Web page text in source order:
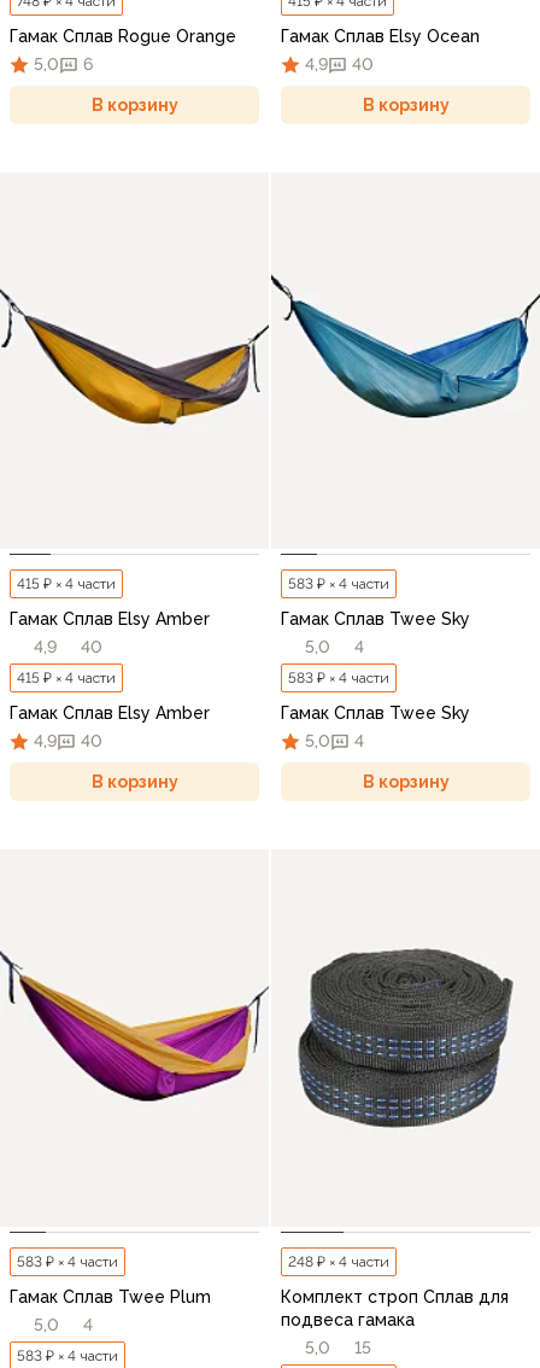
Гамак Сплав Rogue Orange
5,0
6
В корзину
Гамак Сплав Elsy Ocean
4,9
40
В корзину
415 ₽ × 4 части
Гамак Сплав Elsy Amber
4,9
40
415 ₽ × 4 части
Гамак Сплав Elsy Amber
4,9
40
В корзину
583 ₽ × 4 части
Гамак Сплав Twee Sky
5,0
4
583 ₽ × 4 части
Гамак Сплав Twee Sky
5,0
4
В корзину
583 ₽ × 4 части
Гамак Сплав Twee Plum
5,0
4
583 ₽ × 4 части
248 ₽ × 4 части
Комплект строп Сплав для
подвеса гамака
5,0
15